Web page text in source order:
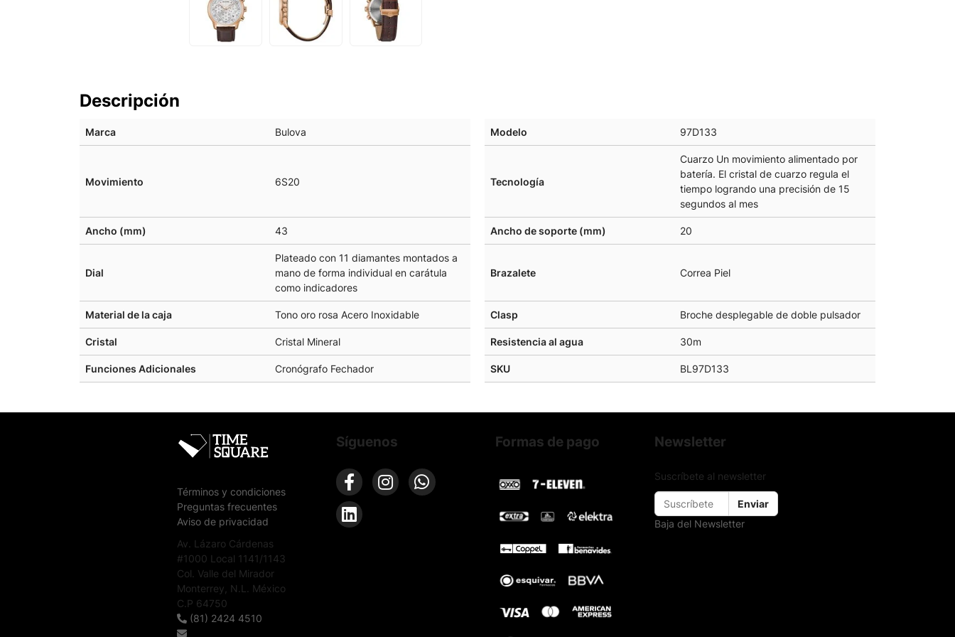
Descripción
Marca Bulova Modelo 97D133
Movimiento 6S20 Tecnología
Cuarzo Un movimiento alimentado por
batería. El cristal de cuarzo regula el
tiempo logrando una precisión de 15
segundos al mes
Ancho (mm) 43 Ancho de soporte (mm) 20
Dial
Plateado con 11 diamantes montados a
mano de forma individual en carátula
como indicadores
Brazalete Correa Piel
Material de la caja Tono oro rosa Acero Inoxidable Clasp Broche desplegable de doble pulsador
Cristal Cristal Mineral Resistencia al agua 30m
Funciones Adicionales Cronógrafo Fechador SKU BL97D133
Términos y condiciones
Preguntas frecuentes
Aviso de privacidad
Av. Lázaro Cárdenas
#1000 Local 1141/1143
Col. Valle del Mirador
Monterrey, N.L. México
C.P 64750
(81) 2424 4510
Síguenos Formas de pago Newsletter
Suscríbete al newsletter
Enviar
Baja del Newsletter